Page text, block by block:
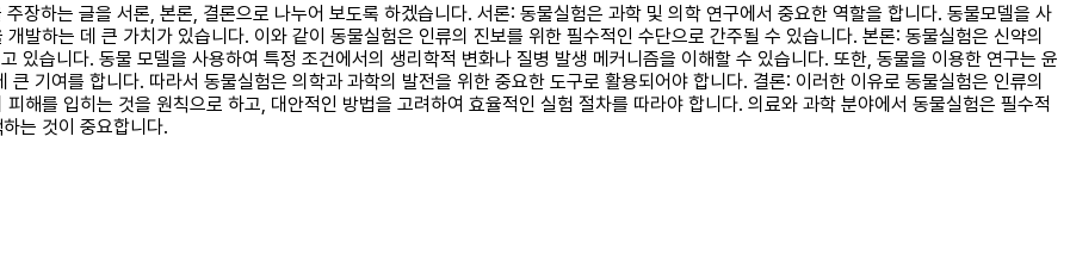
장하는 글을 서론, 본론, 결론으로 나누어 보도록 하겠습니다. 서론: 동물실험은 과학 및 의학 연구에서 중요한 역할을 합니다. 동물모델을 사
발하는 데 큰 가치가 있습니다. 이와 같이 동물실험은 인류의 진보를 위한 필수적인 수단으로 간주될 수 있습니다. 본론: 동물실험은 신약의
있습니다. 동물 모델을 사용하여 특정 조건에서의 생리학적 변화나 질병 발생 메커니즘을 이해할 수 있습니다. 또한, 동물을 이용한 연구는 윤
기여를 합니다. 따라서 동물실험은 의학과 과학의 발전을 위한 중요한 도구로 활용되어야 합니다. 결론: 이러한 이유로 동물실험은 인류의
해를 입히는 것을 원칙으로 하고, 대안적인 방법을 고려하여 효율적인 실험 절차를 따라야 합니다. 의료와 과학 분야에서 동물실험은 필수적
는 것이 중요합니다.